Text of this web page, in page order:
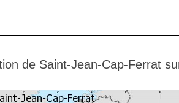
de Saint-Jean-Cap-Ferrat